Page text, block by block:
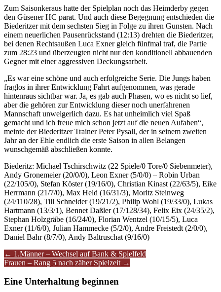
Zum Saisonkeraus hatte der Spielplan noch das Heimderby gegen
den Güsener HC parat. Und auch diese Begegnung entschieden die
Biederitzer mit dem sechsten Sieg in Folge zu ihren Gunsten. Nach
einem neuerlichen Pausenrückstand (12:13) drehten die Biederitzer,
bei denen Rechtsaußen Luca Exner gleich fünfmal traf, die Partie
zum 28:23 und überzeugten nicht nur den konditionell abbauenden
Gegner mit einer aggressiven Deckungsarbeit.
„Es war eine schöne und auch erfolgreiche Serie. Die Jungs haben
fraglos in ihrer Entwicklung Fahrt aufgenommen, was gerade
hintenraus sichtbar war. Ja, es gab auch Phasen, wo es nicht so lief,
aber die gehören zur Entwicklung dieser noch unerfahrenen
Mannschaft unweigerlich dazu. Es hat unheimlich viel Spaß
gemacht und ich freue mich schon jetzt auf die neuen Aufaben“,
meinte der Biederitzer Trainer Peter Pysall, der in seinem zweiten
Jahr an der Ehle endlich die erste Saison in allen Belangen
wunschgemäß abschließen konnte.
Biederitz: Michael Tschirschwitz (22 Spiele/0 Tore/0 Siebenmeter),
Andy Gronemeier (20/0/0), Leon Exner (5/0/0) – Robin Urban
(22/105/0), Stefan Köster (19/16/0), Christian Kinast (22/63/5), Eike
Herrmann (21/7/0), Max Held (16/31/3), Moritz Steinweg
(24/110/28), Till Schneider (19/21/2), Philip Wohl (19/33/0), Lukas
Hartmann (13/3/1), Bennet Daßler (17/128/34), Felix Eix (24/35/2),
Stephan Holzgräbe (16/24/0), Florian Wentzel (10/15/5), Luca
Exner (11/6/0), Julian Hammecke (5/2/0), Andre Freistedt (2/0/0),
Daniel Bahr (8/7/0), Andy Baltruschat (9/16/0)
Artikel-
Navigation
← 1.Männer – Wechsel auf Bank & Spielfeld
Frauen – Rang 5 nach zäher Spielzeit →
Eine Unterhaltung beginnen